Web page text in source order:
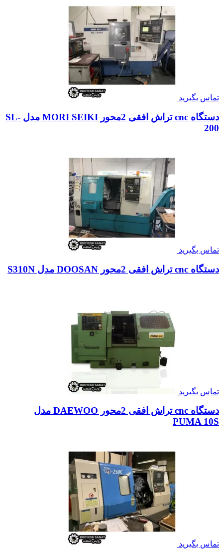
تماس بگیرید
دستگاه cnc تراش افقی 2محور MORI SEIKI مدل SL-
200
تماس بگیرید
دستگاه cnc تراش افقی 2محور DOOSAN مدل S310N
تماس بگیرید
دستگاه cnc تراش افقی 2محور DAEWOO مدل
PUMA 10S
تماس بگیرید